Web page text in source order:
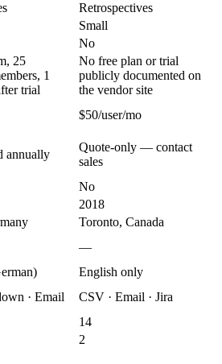
Retrospectives
Small
No
25
1
trial
No free plan or trial
publicly documented on
the vendor site
$50/user/mo
annually
Quote-only — contact
sales
No
2018
Toronto, Canada
—
English only
· Email
CSV · Email · Jira
14
2